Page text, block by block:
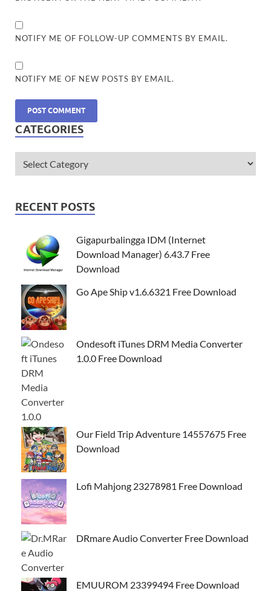
NOTIFY ME OF FOLLOW-UP COMMENTS BY EMAIL.
NOTIFY ME OF NEW POSTS BY EMAIL.
CATEGORIES
RECENT POSTS
Gigapurbalingga IDM (Internet
Download Manager) 6.43.7 Free
Download
Go Ape Ship v1.6.6321 Free Download
Ondesoft iTunes DRM Media Converter
1.0.0 Free Download
Our Field Trip Adventure 14557675 Free
Download
Lofi Mahjong 23278981 Free Download
DRmare Audio Converter Free Download
EMUUROM 23399494 Free Download